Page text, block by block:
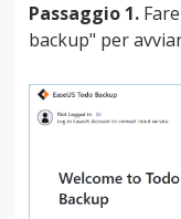
Passaggio 1.
backup" per